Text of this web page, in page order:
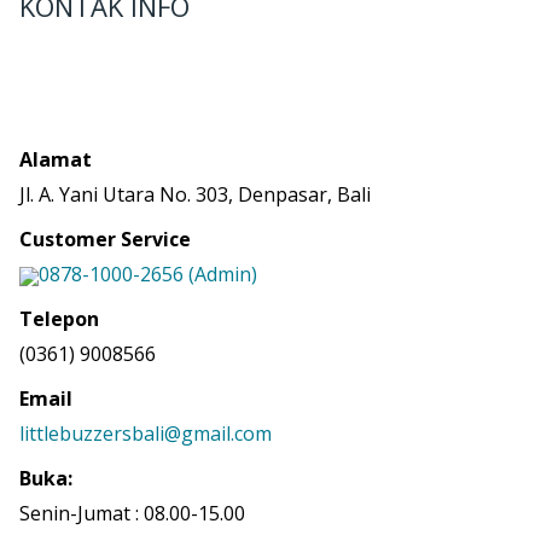
Alamat
Jl. A. Yani Utara No. 303, Denpasar, Bali
Customer Service
0878-1000-2656 (Admin)
Telepon
(0361) 9008566
Email
littlebuzzersbali@gmail.com
Buka:
Senin-Jumat : 08.00-15.00